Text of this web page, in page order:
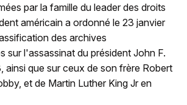
par la famille du leader des droits
américain a ordonné le 23 janvier
des archives
sur l'assassinat du président John F.
ainsi que sur ceux de son frère Robert
et de Martin Luther King Jr en